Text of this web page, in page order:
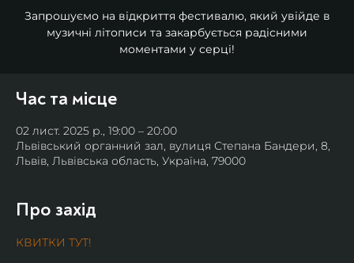
Запрошуємо на відкриття фестивалю, який увійде в
музичні літописи та закарбується радісними
моментами у серці!
Час та місце
02 лист. 2025 р., 19:00 – 20:00
Львівський органний зал, вулиця Степана Бандери, 8,
Львів, Львівська область, Україна, 79000
Про захід
КВИТКИ ТУТ!